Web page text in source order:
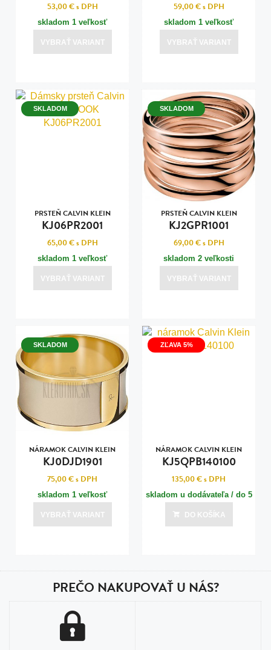
53,00 €s DPH
skladom 1 veľkosť
VYBRAŤ VARIANT
59,00 €s DPH
skladom 1 veľkosť
VYBRAŤ VARIANT
SKLADOM
PRSTEŇ CALVIN KLEIN
KJ06PR2001
65,00 €s DPH
skladom 1 veľkosť
VYBRAŤ VARIANT
SKLADOM
PRSTEŇ CALVIN KLEIN
KJ2GPR1001
69,00 €s DPH
skladom 2 veľkosti
VYBRAŤ VARIANT
SKLADOM
NÁRAMOK CALVIN KLEIN
KJ0DJD1901
75,00 €s DPH
skladom 1 veľkosť
VYBRAŤ VARIANT
ZĽAVA 5%
NÁRAMOK CALVIN KLEIN
KJ5QPB140100
135,00 €s DPH
skladom u dodávateľa / do 5
dní
Posledná aktualizácia dnes o 16:00
DO KOŠÍKA
PREČO NAKUPOVAŤ U NÁS?